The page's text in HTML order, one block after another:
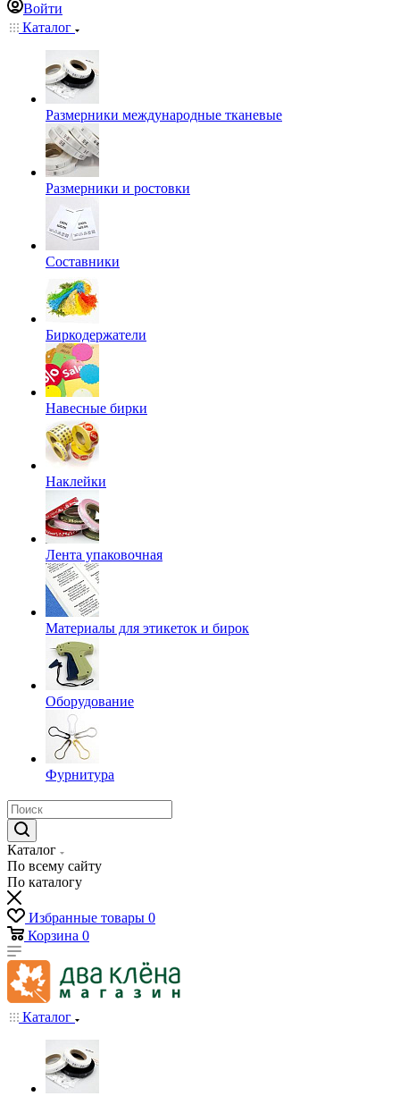
Войти
Каталог
Размерники международные тканевые
Размерники и ростовки
Составники
Биркодержатели
Навесные бирки
Наклейки
Лента упаковочная
Материалы для этикеток и бирок
Оборудование
Фурнитура
Каталог
По всему сайту
По каталогу
Избранные товары 0
Корзина 0
Каталог